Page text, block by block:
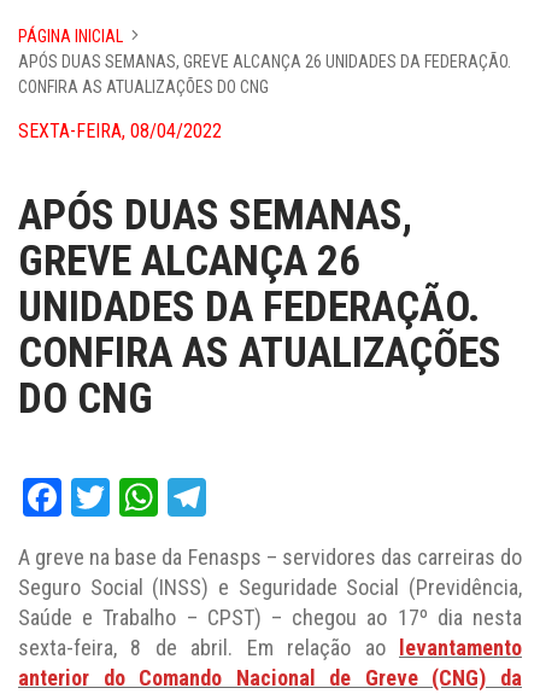
PÁGINA INICIAL
APÓS DUAS SEMANAS, GREVE ALCANÇA 26 UNIDADES DA FEDERAÇÃO.
CONFIRA AS ATUALIZAÇÕES DO CNG
SEXTA-FEIRA, 08/04/2022
APÓS DUAS SEMANAS,
GREVE ALCANÇA 26
UNIDADES DA FEDERAÇÃO.
CONFIRA AS ATUALIZAÇÕES
DO CNG
Facebook
TwitterWhatsApp
A greve na base da Fenasps – servidores das carreiras do
Seguro Social (INSS) e Seguridade Social (Previdência,
Saúde e Trabalho – CPST) – chegou ao 17º dia nesta
sexta-feira, 8 de abril. Em relação ao
levantamento
anterior do Comando Nacional de Greve (CNG) da